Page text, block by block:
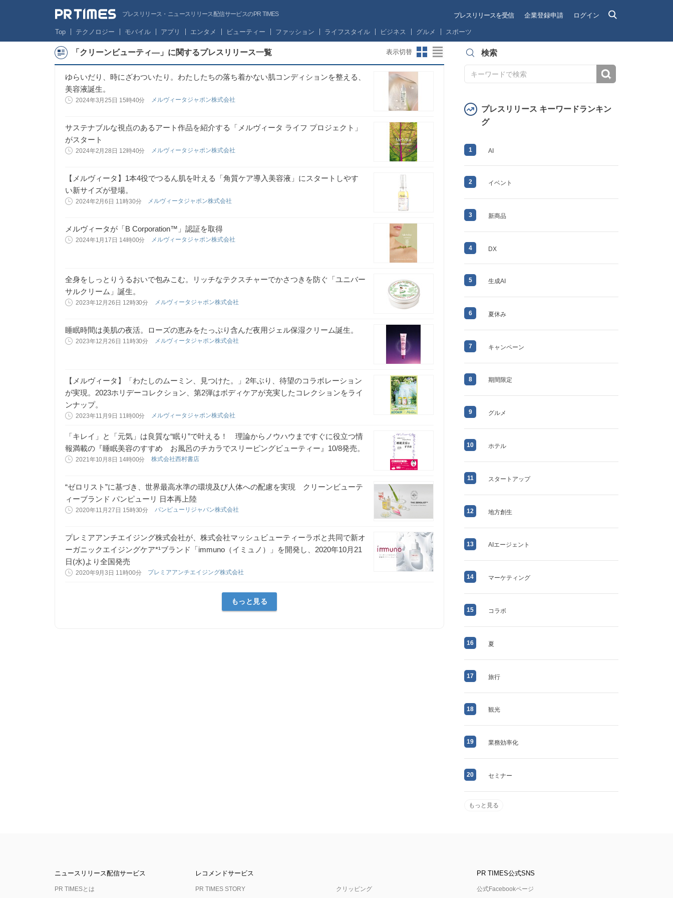
プレスリリース・ニュースリリース配信サービスのPR TIMES プレスリリースを受信 企業登録申請 ログイン
Top テクノロジー モバイル アプリ エンタメ ビューティー ファッション ライフスタイル ビジネス グルメ スポーツ
「クリーンビューティ―」に関するプレスリリース一覧 表示切替
ゆらいだり、時にざわついたり。わたしたちの落ち着かない肌コンディションを整える、
美容液誕生。
2024年3月25日 15時40分 メルヴィータジャポン株式会社
サステナブルな視点のあるアート作品を紹介する「メルヴィータ ライフ プロジェクト」
がスタート
2024年2月28日 12時40分 メルヴィータジャポン株式会社
【メルヴィータ】1本4役でつるん肌を叶える「角質ケア導入美容液」にスタートしやす
い新サイズが登場。
2024年2月6日 11時30分 メルヴィータジャポン株式会社
メルヴィータが「B Corporation™」認証を取得
2024年1月17日 14時00分 メルヴィータジャポン株式会社
全身をしっとりうるおいで包みこむ。リッチなテクスチャーでかさつきを防ぐ「ユニバー
サルクリーム」誕生。
2023年12月26日 12時30分 メルヴィータジャポン株式会社
睡眠時間は美肌の夜活。ローズの恵みをたっぷり含んだ夜用ジェル保湿クリーム誕生。
2023年12月26日 11時30分 メルヴィータジャポン株式会社
【メルヴィータ】「わたしのムーミン、見つけた。」2年ぶり、待望のコラボレーション
が実現。2023ホリデーコレクション、第2弾はボディケアが充実したコレクションをライ
ンナップ。
2023年11月9日 11時00分 メルヴィータジャポン株式会社
「キレイ」と「元気」は良質な“眠り”で叶える！ 理論からノウハウまですぐに役立つ情
報満載の『睡眠美容のすすめ お風呂のチカラでスリーピングビューティー』10/8発売。
2021年10月8日 14時00分 株式会社西村書店
“ゼロリスト”に基づき、世界最高水準の環境及び人体への配慮を実現 クリーンビューテ
ィーブランド パンピューリ 日本再上陸
2020年11月27日 15時30分 パンピューリジャパン株式会社
プレミアアンチエイジング株式会社が、株式会社マッシュビューティーラボと共同で新オ
ーガニックエイジングケア*¹ブランド「immuno（イミュノ）」を開発し、2020年10月21
日(水)より全国発売
2020年9月3日 11時00分 プレミアアンチエイジング株式会社
もっと見る
検索
プレスリリース キーワードランキン
グ
1 AI
2 イベント
3 新商品
4 DX
5 生成AI
6 夏休み
7 キャンペーン
8 期間限定
9 グルメ
10 ホテル
11 スタートアップ
12 地方創生
13 AIエージェント
14 マーケティング
15 コラボ
16 夏
17 旅行
18 観光
19 業務効率化
20 セミナー
もっと見る
ニュースリリース配信サービス
PR TIMESとは
レコメンドサービス
PR TIMES STORY クリッピング
PR TIMES公式SNS
公式Facebookページ